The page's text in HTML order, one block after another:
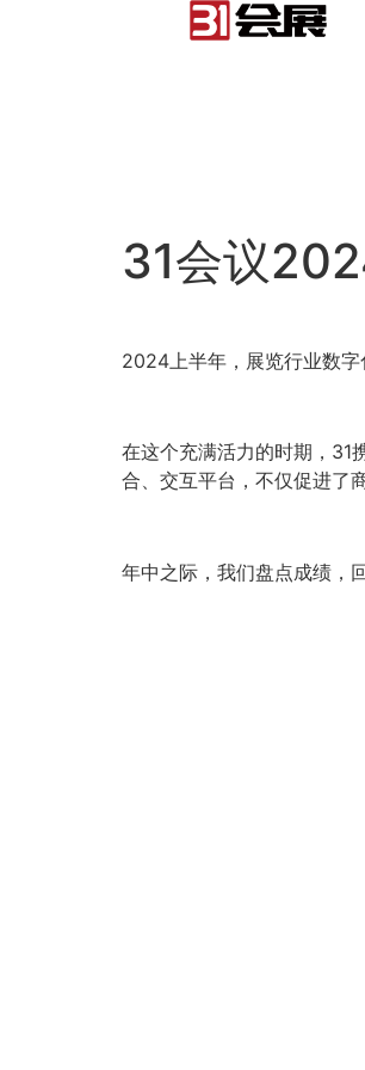
31会议
2024上半年，展览行业数字
在这个充满活力的时期，31
合、交互平台，不仅促进了
年中之际，我们盘点成绩，